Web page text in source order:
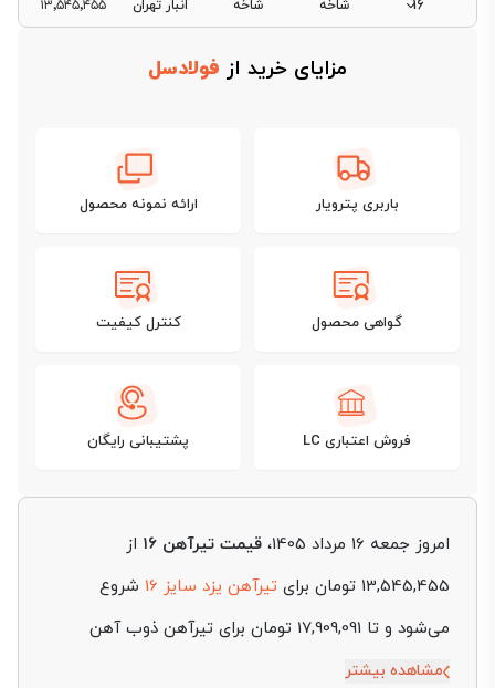
محصولات
16 شاخه شاخه انبار تهران ۱۳٬۵۴۵٬۴۵۵
مزایای خرید از فولادسل
باربری پترویار ارائه نمونه محصول
گواهی محصول کنترل کیفیت
فروش اعتباری LC پشتیبانی رایگان
امروز جمعه 16 مرداد 1405، قیمت تیرآهن ۱۶
از
13,545,455 تومان برای
تیرآهن یزد سایز 16
شروع
می‌شود و تا 17,909,091 تومان برای تیرآهن ذوب آهن
مشاهده بیشتر